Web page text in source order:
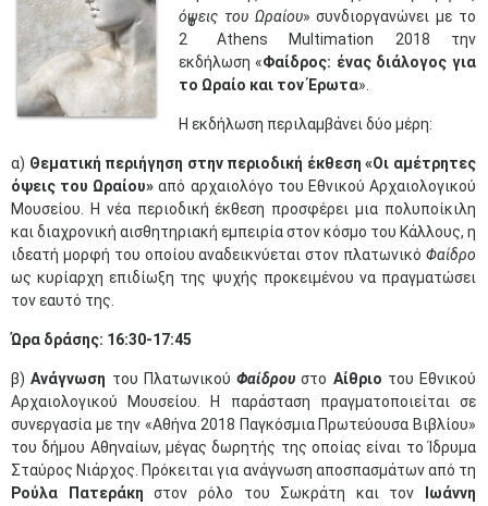
όψεις του Ωραίου» συνδιοργανώνειμε το
2
ο
Athens Multimation 2018 την
εκδήλωση «Φαίδρος: ένας διάλογος για
το Ωραίο και τον Έρωτα».
Η εκδήλωση περιλαμβάνει δύο μέρη:
α) Θεματική περιήγηση στην περιοδική έκθεση «Οι αμέτρητες
όψεις του Ωραίου» από αρχαιολόγο του Εθνικού Αρχαιολογικού
Μουσείου. Η νέα περιοδική έκθεση προσφέρει μια πολυποίκιλη
και διαχρονική αισθητηριακή εμπειρία στον κόσμο του Κάλλους, η
ιδεατή μορφή του οποίου αναδεικνύεται στον πλατωνικό Φαίδρο
ως κυρίαρχη επιδίωξη της ψυχής προκειμένου να πραγματώσει
τον εαυτό της.
Ώρα δράσης: 16:30-17:45
β)Ανάγνωση του Πλατωνικού Φαίδρου στο Αίθριο του Εθνικού
Αρχαιολογικού Μουσείου. Η παράσταση πραγματοποιείται σε
συνεργασία με την «Αθήνα 2018 Παγκόσμια Πρωτεύουσα Βιβλίου»
του δήμου Αθηναίων, μέγας δωρητής της οποίας είναι το Ίδρυμα
Σταύρος Νιάρχος. Πρόκειται για ανάγνωση αποσπασμάτων από τη
Ρούλα Πατεράκη στον ρόλο του Σωκράτη και τον
Ιωάννη